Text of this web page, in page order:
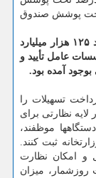
و ۷۱۲۶ نفر معادل ۵ درصد تحت پوشش صندوق
پیش از این ۱۳۶ هزار و ۴۲۱ طرح به ارزش حدود ۱۲۵ هزار میلیارد
عامل تأیید و
تسهیلات را
لایه نظارتی برای
موظفند،
ثبت کنند.
و امکان نظارت
میزان